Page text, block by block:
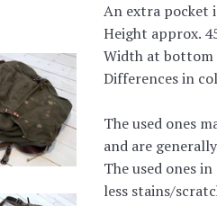
An extra pocket
Height approx.
Width at bottom
Differences in
The used ones
and are
The used ones
less stains/